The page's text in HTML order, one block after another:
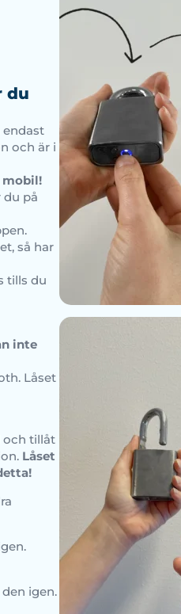
du
endast
och är i
mobil!
du på
så har
tills du
inte
Låset
och tillåt
Låset
igen.